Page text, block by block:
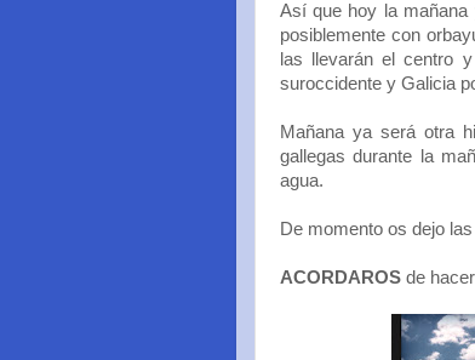
Así que hoy la mañana
posiblemente con
las llevarán el centro
suroccidente y Galicia
Mañana ya será otra
gallegas durante la
agua.
De momento os dejo
ACORDAROSde